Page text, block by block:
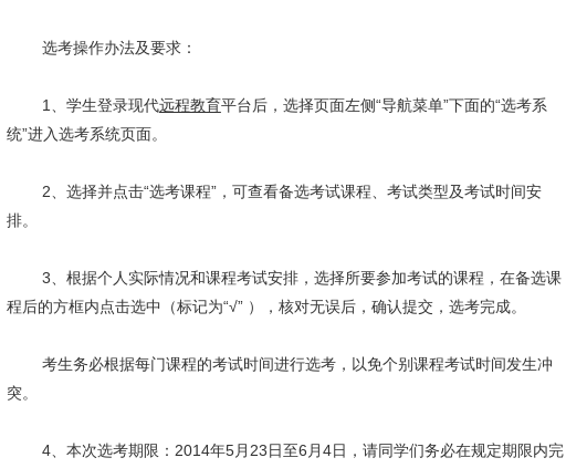
选考操作办法及要求：
1、学生登录现代远程教育平台后，选择页面左侧“导航菜单”下面的“选考系
统”进入选考系统页面。
2、选择并点击“选考课程”，可查看备选考试课程、考试类型及考试时间安
排。
3、根据个人实际情况和课程考试安排，选择所要参加考试的课程，在备选课
程后的方框内点击选中（标记为“√” ），核对无误后，确认提交，选考完成。
考生务必根据每门课程的考试时间进行选考，以免个别课程考试时间发生冲
突。
4、本次选考期限：2014年5月23日至6月4日，请同学们务必在规定期限内完